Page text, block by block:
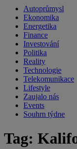
Autoprůmysl
Ekonomika
Energetika
Finance
Investování
Politika
Reality
Technologie
Telekomunikace
Lifestyle
Zaujalo nás
Events
Souhrn týdne
Tag: